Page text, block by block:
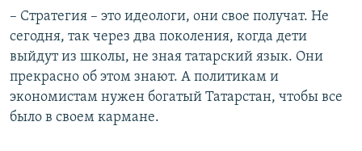
– Стратегия – это идеологи, они свое получат. Не
сегодня, так через два поколения, когда дети
выйдут из школы, не зная татарский язык. Они
прекрасно об этом знают. А политикам и
экономистам нужен богатый Татарстан, чтобы все
было в своем кармане.